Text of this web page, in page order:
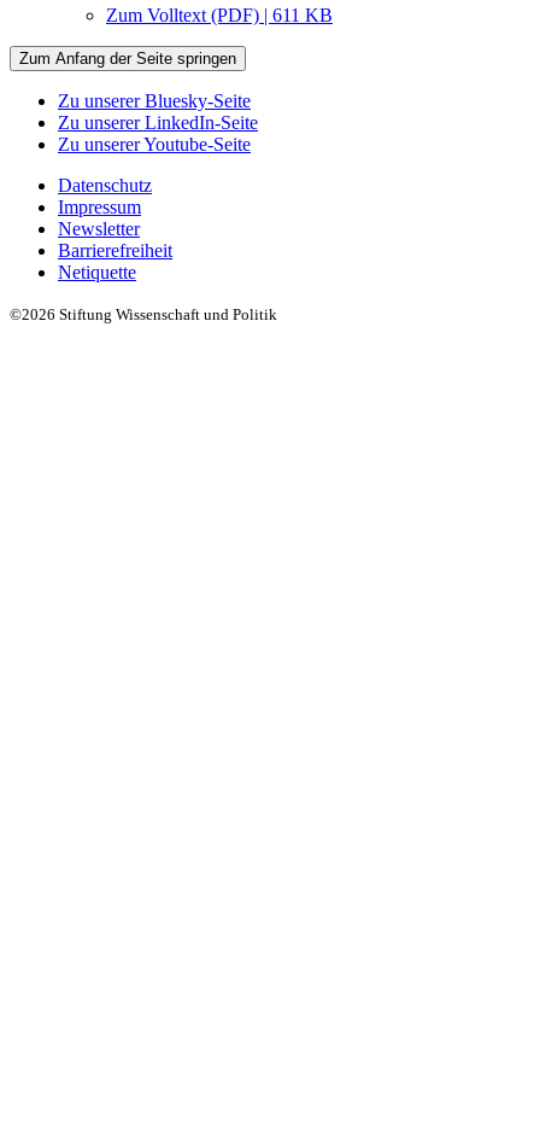
Zum Volltext (PDF) | 611 KB
Zum Anfang der Seite springen
Zu unserer Bluesky-Seite
Zu unserer LinkedIn-Seite
Zu unserer Youtube-Seite
Datenschutz
Impressum
Newsletter
Barrierefreiheit
Netiquette
©2026 Stiftung Wissenschaft und Politik